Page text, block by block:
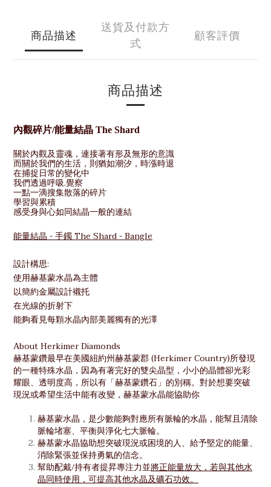
商品描述
送貨及付款方
式
顧客評價
商品描述
內觀碎片/能量結晶 The Shard
關於內觀及靈魂，連接著有形及無形的意識
而關於我們的生活，則猶如潮汐，時漲時退
在捕捉日常的變化中
我們透過呼吸.覺察
一點一滴搜集散落的碎片
學習與累積
感受身與心如同結晶一般的連結
能量結晶 - 手鐲 The Shard - Bangle
設計構思:
使用赫基蒙水晶為主體
以簡約金屬設計襯托
在光線的折射下
能夠看見每顆水晶內部美麗獨有的光澤
About Herkimer Diamonds
赫基蒙鑽最早在美國紐約州赫基蒙郡 (Herkimer Country)所發現
的一種特殊水晶，因為有著完好的雙尖晶型，小小的晶體卻光彩
耀眼、透明度高，所以有「赫基蒙鑽石」的別稱。對於想要突破
現況或希望生活中能有改變，赫基蒙水晶能協助你
赫基蒙水晶，是少數能夠對應所有脈輪的水晶，能幫且清除
脈輪堵塞、平衡與淨化七大脈輪。
赫基蒙水晶協助想突破現況或困境的人、給予堅定的能量、
消除緊張並保持勇氣的信念。
幫助配戴/持有者提昇專注力並將正能量放大，若與其他水
晶同時使用，可提高其他水晶及礦石功效。